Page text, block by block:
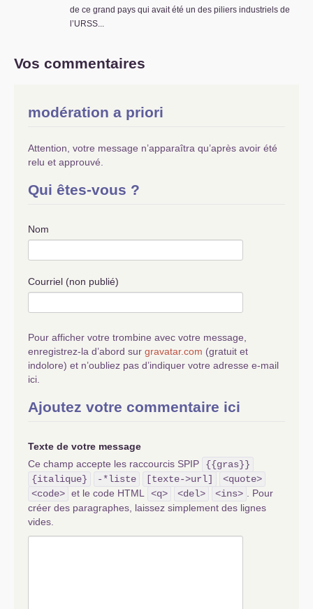
de ce grand pays qui avait été un des piliers industriels de
l’URSS...
Vos commentaires
modération a priori
Attention, votre message n’apparaîtra qu’après avoir été
relu et approuvé.
Qui êtes-vous ?
Nom
Courriel (non publié)
Pour afficher votre trombine avec votre message,
enregistrez-la d’abord sur gravatar.com (gratuit et
indolore) et n’oubliez pas d’indiquer votre adresse e-mail
ici.
Ajoutez votre commentaire ici
Texte de votre message
Ce champ accepte les raccourcis SPIP
{{gras}}
{italique}
-*liste [texte->url]
<quote>
<code> et le code HTML <q> <del> <ins>
. Pour
créer des paragraphes, laissez simplement des lignes
vides.